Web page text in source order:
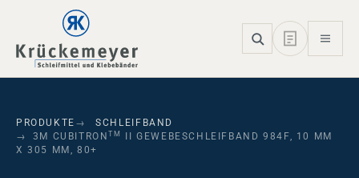
Skip to main navigation
Skip to main content
Skip to page footer
PRODUKTE
SCHLEIFBAND
3M CUBITRON TM
II GEWEBESCHLEIFBAND 984F, 10 MM
X 305 MM, 80+